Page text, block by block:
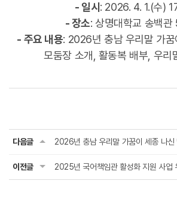
- 일시 : 2026. 4. 1.(수)
- 장소: 상명대학교 송백
- 주요 내용: 2026년 충남 우리말 가꿈
모둠장 소개, 활동복 배부, 우리
다음글 2026년 충남 우리말 가꿈이 세종 나신
이전글 2025년 국어책임관 활성화 지원 사업